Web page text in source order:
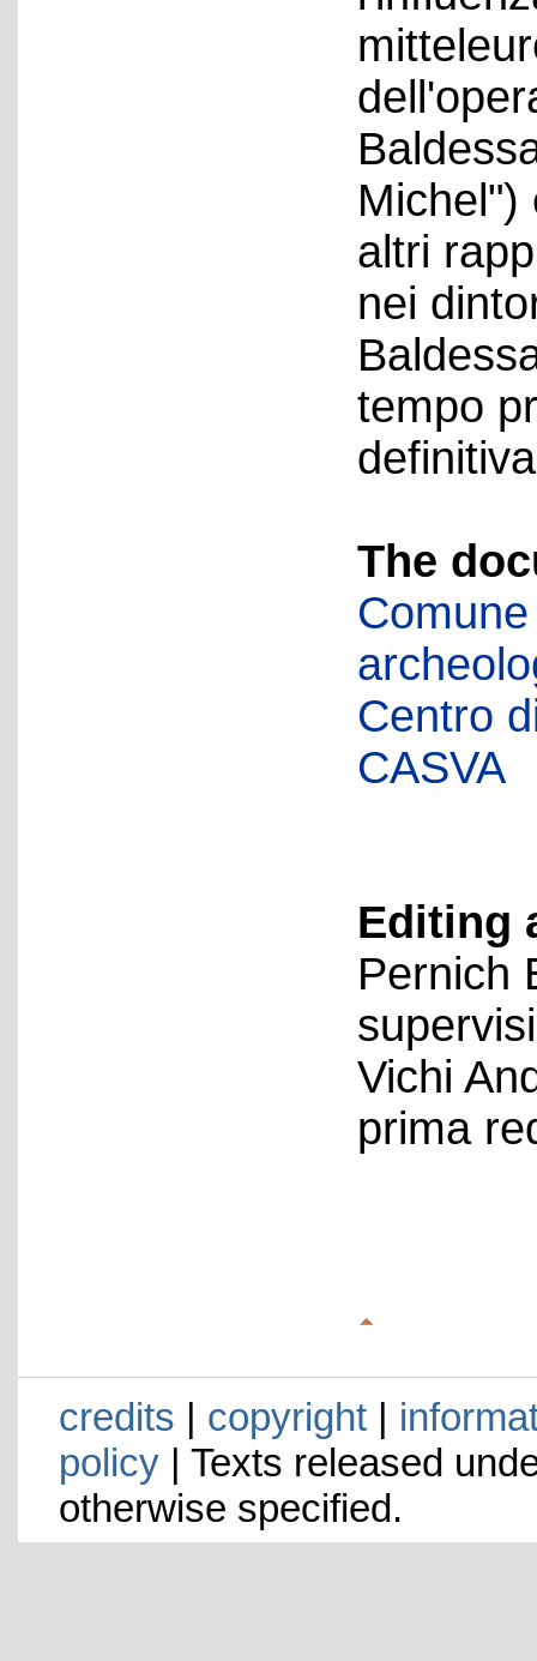
Michel")
altri
nei
tempo
The
Centro
CASVA
Editing
Pernich
Vichi
prima
credits | copyright|
policy| Texts released
otherwise specified.